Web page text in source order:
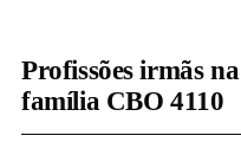
Profissões irmãs na
família CBO 4110